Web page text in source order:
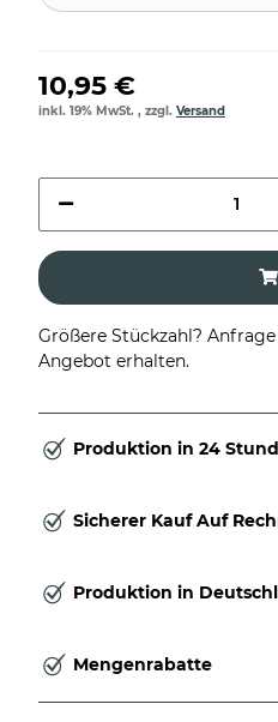
10,95 €
inkl. 19% MwSt. , zzgl. Versand
Größere Stückzahl?
Angebot erhalten.
Produktion in 24
Sicherer Kauf Auf
Produktion in
Mengenrabatte